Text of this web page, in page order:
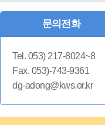
문의전화
Tel. 053) 217-8024~8
Fax. 053)-743-9361
dg-adong@kws.or.kr